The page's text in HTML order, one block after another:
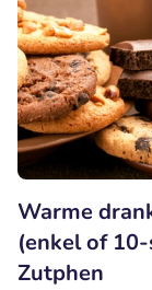
Warme
(enkel of
Zutphen